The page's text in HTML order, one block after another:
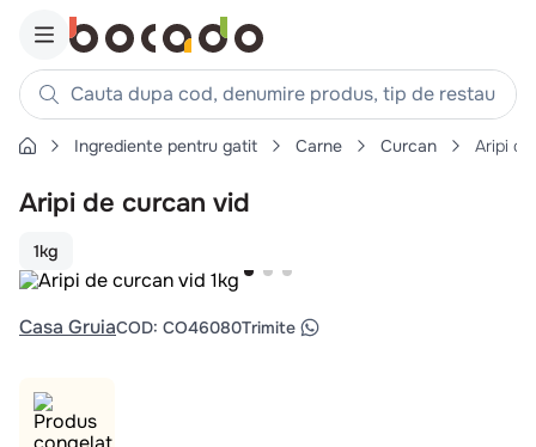
Cauta dupa cod, denumire produs, tip de restaurant,
Căutări populare
1. cartofi
.
3. pui
4. chifle
. coaste
. ceafa
Ingrediente pentru gatit Carne Curcan Aripi
Aripi de curcan vid
1kg
Casa GruiaCOD: CO46080Trimite